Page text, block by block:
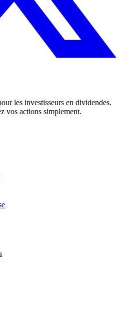
les investisseurs en dividendes.
vos actions simplement.